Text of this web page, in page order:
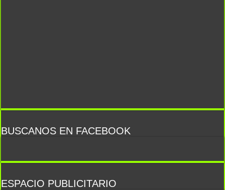
BUSCANOS EN FACEBOOK
ESPACIO PUBLICITARIO